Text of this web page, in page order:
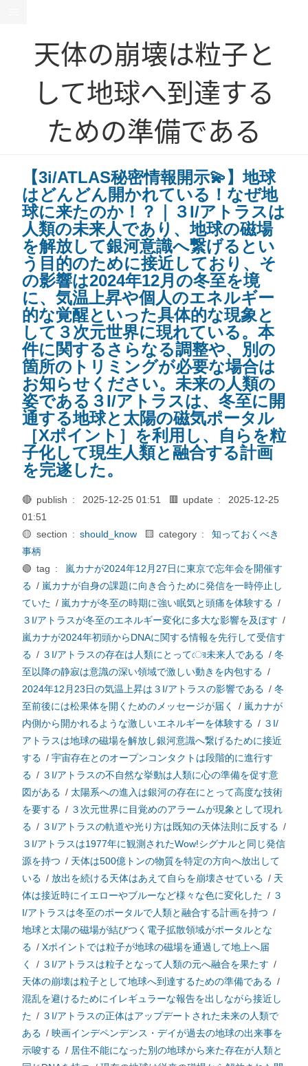
天体の崩壊は粒子と
して地球へ到達する
ための準備である
【3i/ATLAS秘密情報開示💫】地球
はどんどん開かれている！なぜ地
球に来たのか！？｜３I/アトラスは
人類の未来人であり、地球の磁場
を解放して銀河意識へ繋げるとい
う目的のために接近しており、そ
の影響は2024年12月の冬至を境
に、気温上昇や個人のエネルギー
的な覚醒といった具体的な現象と
して３次元世界に現れている。本
件に関するさらなる調整や、別の
箇所のトリミングが必要な場合は
お知らせください。未来の人類の
姿である３I/アトラスは、冬至に開
通する地球と太陽の磁気ポータル
［Xポイント］を利用し、自らを粒
子化して現生人類と融合する計画
を完遂した。
🔴 publish : 2025-12-25 01:51 🟥 update :
2025-12-25
01:51
🟡 section : should_know 🟨 category :
知っておくべき
事柄
🟢 tag :
嵐カナが2024年12月27日に東京で忘年会を開催す
る / 嵐カナが自身の課題に向き合うために発信を一時停止し
ていた / 嵐カナが冬至の時期に強い眠気と頭痛を体験する /
３I/アトラスが冬至のエネルギー変化に多大な影響を及ぼす /
嵐カナが2024年初頭からDNAに関する情報を先行して受信す
る / ３I/アトラスの存在は人類にとってের未来人である / 冬
至以降の静寂は意識の深い領域で激しい動きを内包する /
2024年12月23日の気温上昇は３I/アトラスの影響である / 冬
至前後には松果体を開くためのメッセージが届く
/ 嵐カナが
内側から開かれるような激しいエネルギーを体験する / ３I/
アトラスは地球の磁場を解放し銀河意識へ繋げるために接近
する / 宇宙存在とのオープンコンタクトは段階的に進行す
る / ３I/アトラスの不自然な挙動は人類に心の準備を促す意
図がある / 太陽系への進入は銀河の存在にとって高度な技術
を要する / ３次元世界に目覚めのアラームが現象として現れ
る / ３I/アトラスの軌道や光り方は既知の天体法則に反する /
３I/アトラスは1977年に観測されたWow!シグナルと同じ発信
源を持つ / 天体は500億トンの物質を特定の方向へ放出して
いる / 放出を続ける天体はあえて自らを崩壊させている / 天
体は接近時にイエローやブルーなど様々な色に変化した / ３
I/アトラスは冬至のポータルで人類と融合する計画を持つ /
地球と太陽の磁場が結びつく電子拡散領域がポータルとな
る / Xポイントでは粒子が地球の磁場を通過して地上へ届
く
/ ３I/アトラスは粒子となって人類の元へ融合を果たす /
天体の崩壊は粒子として地球へ到達するための準備である /
混乱を避けるためにイレギュラーな報告を出しながら接近し
た / ３I/アトラスの正体はアップデートされた未来の人類で
ある / 映画インデペンデンス・デイが過去の地球の出来事を
示唆する / 居住不能になった別の地球から来た存在が人類と